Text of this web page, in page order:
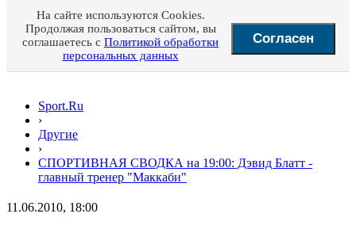
На сайте используются Cookies.
Продолжая пользоваться сайтом, вы
соглашаетесь с Политикой обработки
персональных данных
Согласен
Sport.Ru
›
Другие
›
СПОРТИВНАЯ СВОДКА на 19:00: Дэвид Блатт -
главный тренер "Маккаби"
11.06.2010, 18:00